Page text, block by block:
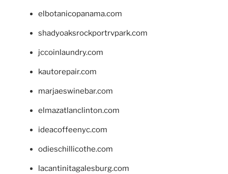
elbotanicopanama.com
shadyoaksrockportrvpark.com
jccoinlaundry.com
kautorepair.com
marjaeswinebar.com
elmazatlanclinton.com
ideacoffeenyc.com
odieschillicothe.com
lacantinitagalesburg.com